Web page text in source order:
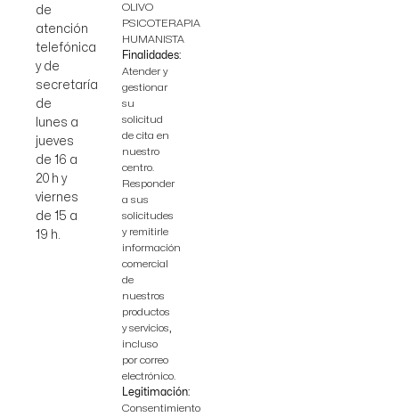
de
atención
telefónica
y de
secretaría
de
lunes a
jueves
de 16 a
20 h y
viernes
de 15 a
19 h.
OLIVO
PSICOTERAPIA
HUMANISTA
Finalidades:
Atender y
gestionar
su
solicitud
de cita en
nuestro
centro.
Responder
a sus
solicitudes
y remitirle
información
comercial
de
nuestros
productos
y servicios,
incluso
por correo
electrónico.
Legitimación:
Consentimiento